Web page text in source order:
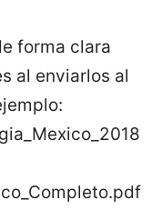
forma clara
al enviarlos al